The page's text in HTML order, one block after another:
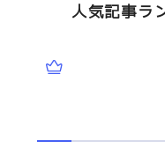
人気記事ラ